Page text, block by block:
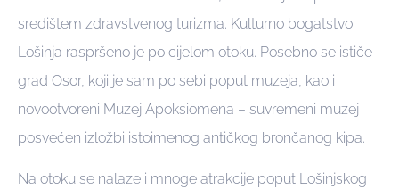
središtem zdravstvenog turizma. Kulturno bogatstvo
Lošinja raspršeno je po cijelom otoku. Posebno se ističe
grad Osor, koji je sam po sebi poput muzeja, kao i
novootvoreni Muzej Apoksiomena – suvremeni muzej
posvećen izložbi istoimenog antičkog brončanog kipa.
Na otoku se nalaze i mnoge atrakcije poput Lošinjskog